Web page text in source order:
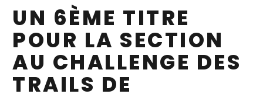
UN 6ÈME TITRE
POUR LA SECTION
AU CHALLENGE DES
TRAILS DE